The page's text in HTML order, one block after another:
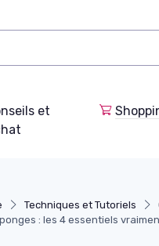
et
Techniques et Tutoriels
: les 4 essentiels